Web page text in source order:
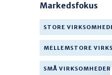
Markedsfokus
STORE
MELLEMSTORE
SMÅ